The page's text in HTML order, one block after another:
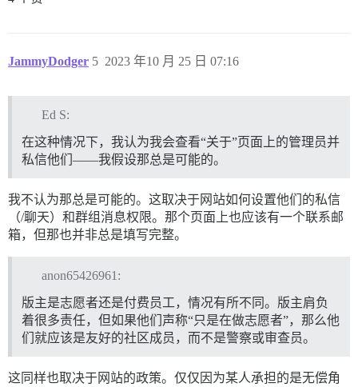
JammyDodger 2023 年10 月 25 日 07:16
5
Ed S:
在这种情况下，我认为我会查看“关于”页面上的管理员并
私信他们——我假设那总是可能的。
我不认为那总是可能的。这取决于网站如何设置他们的私信
（/聊天）和群组消息权限。那个页面上也应该有一个联系邮
箱，但那也并非总是填写完整。
anon65426961:
版主是志愿者还是付费员工，情况有所不同。版主肩负
着很多责任，但如果他们声称“只是在做志愿者”，那么他
们就应该是友好的社区成员，而不是警察或审查员。
这同样也取决于网站的政策。仅仅因为某人承担的是无偿角